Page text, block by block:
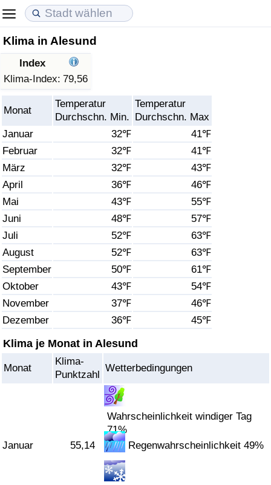
Klima in Alesund
Index
Klima-Index: 79,56
Monat
Temperatur
Durchschn. Min.
Temperatur
Durchschn. Max
Januar
32℉
41℉
Februar
32℉
41℉
März
32℉
43℉
April
36℉
46℉
Mai
43℉
55℉
Juni
48℉
57℉
Juli
52℉
63℉
August
52℉
63℉
September
50℉
61℉
Oktober
43℉
54℉
November
37℉
46℉
Dezember
36℉ 45℉
Klima je Monat in Alesund
Monat
Klima-
Punktzahl
Wetterbedingungen
Januar 55,14
Wahrscheinlichkeit windiger Tag
71%
Regenwahrscheinlichkeit 49%
Lebenshaltungskosten
Lebenshaltungskosten-Index (aktuell)
Lebenshaltungskosten-Index
Lebenshaltungskosten-Index nach Land
in Akaba
Immobilienpreise
Immobilienpreis-Index (aktuell)
Immobilienpreis-Index
Immobilienpreis-Index nach Land
Lebensqualität
Lebensqualität-Index
Lebensqualität-Index (aktuell)
Lebensqualitätsindex nach Land
Kriminalität
Kriminalitäts-Index (aktuell)
Kriminalitäts-Index
Kriminalitätsindex nach Land
Gesundheitsversorgung
Gesundheitsversorgungs-Index (aktuell)
Gesundheitsversorgungs-Index nach Land
Umweltverschmutzung
Umweltverschmutzungs-Index (aktuell)
Verschmutzungsindex